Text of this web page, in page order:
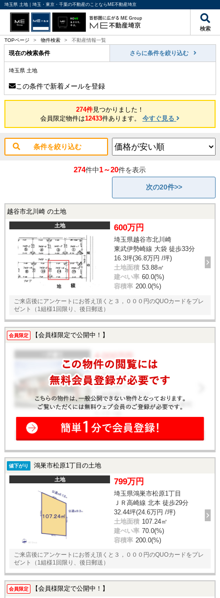
埼玉県 土地｜埼玉・東京・千葉の不動産のことならME不動産埼京
検索
TOPページ > 物件検索 > 不動産情報一覧
現在の検索条件 さらに条件を絞り込む
埼玉県 土地
この条件で新着メールを登録
274件見つかりました！
会員限定物件は12433件あります。 今すぐ見る
条件を絞り込む
274件中1～20件を表示
次の20件>>
越谷市北川崎 の土地
土地 600万円
埼玉県越谷市北川崎
東武伊勢崎線 大袋 徒歩33分
16.3坪(36.8万円 /坪)
土地面積 53.88㎡
建ぺい率 60.0(%)
容積率 200.0(%)
ご来店後にアンケートにお答え頂くと３，０００円のQUOカードをプレ
ゼント（1組様1回限り、後日郵送）
会員限定 【会員様限定で公開中！】
値下がり 鴻巣市松原1丁目の土地
土地 799万円
埼玉県鴻巣市松原1丁目
ＪＲ高崎線 北本 徒歩29分
32.44坪(24.6万円 /坪)
土地面積 107.24㎡
建ぺい率 70.0(%)
容積率 200.0(%)
ご来店後にアンケートにお答え頂くと３，０００円のQUOカードをプレ
ゼント（1組様1回限り、後日郵送）
会員限定 【会員様限定で公開中！】